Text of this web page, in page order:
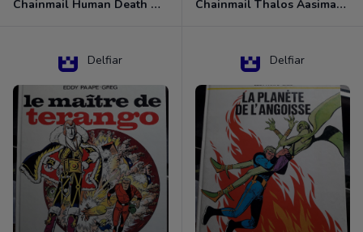
Chainmail Human Death Cleric Chainmail Thalos Aasimar Cleric
Delfiar Delfiar